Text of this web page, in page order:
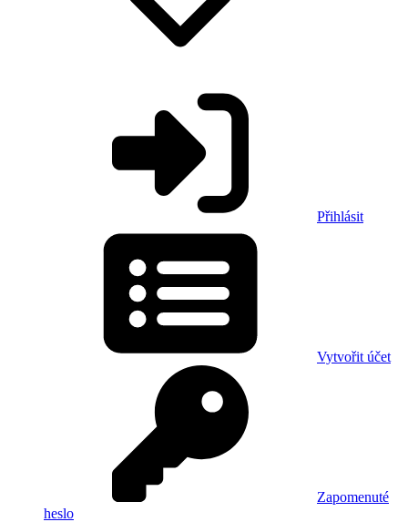
Přihlásit
Vytvořit účet
Zapomenuté
heslo